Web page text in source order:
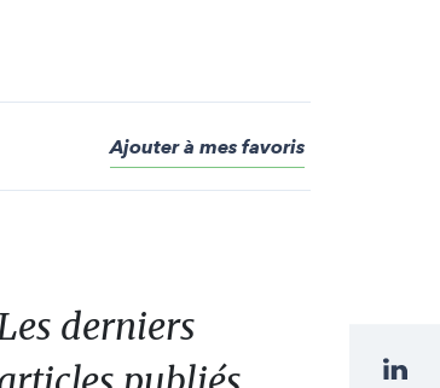
Ajouter à mes favoris
derniers